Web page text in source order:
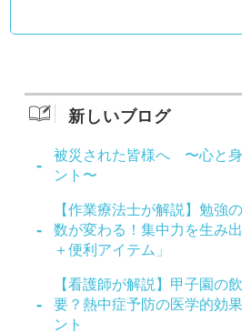
新しいブログ
被災された皆様へ 〜心と
ント〜
【作業療法士が解説】勉強
数が変わる！集中力を生み
＋便利アイテム」
【看護師が解説】甲子園の
要？熱中症予防の医学的効
ント